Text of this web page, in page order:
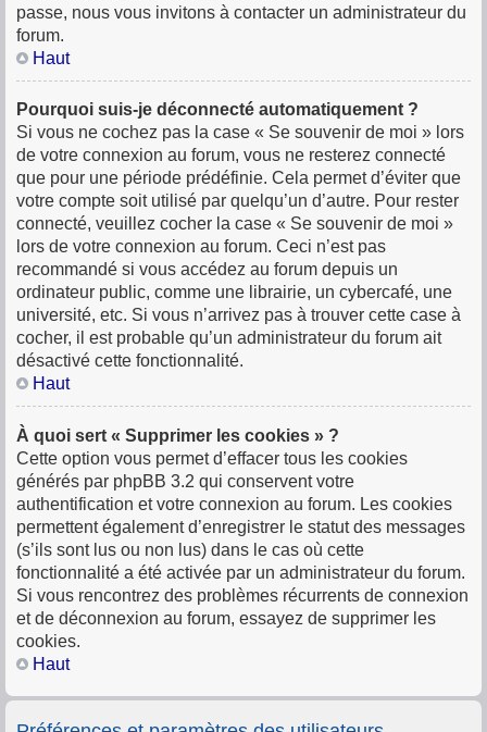
passe, nous vous invitons à contacter un administrateur du
forum.
Haut
Pourquoi suis-je déconnecté automatiquement ?
Si vous ne cochez pas la case « Se souvenir de moi » lors
de votre connexion au forum, vous ne resterez connecté
que pour une période prédéfinie. Cela permet d’éviter que
votre compte soit utilisé par quelqu’un d’autre. Pour rester
connecté, veuillez cocher la case « Se souvenir de moi »
lors de votre connexion au forum. Ceci n’est pas
recommandé si vous accédez au forum depuis un
ordinateur public, comme une librairie, un cybercafé, une
université, etc. Si vous n’arrivez pas à trouver cette case à
cocher, il est probable qu’un administrateur du forum ait
désactivé cette fonctionnalité.
Haut
À quoi sert « Supprimer les cookies » ?
Cette option vous permet d’effacer tous les cookies
générés par phpBB 3.2 qui conservent votre
authentification et votre connexion au forum. Les cookies
permettent également d’enregistrer le statut des messages
(s’ils sont lus ou non lus) dans le cas où cette
fonctionnalité a été activée par un administrateur du forum.
Si vous rencontrez des problèmes récurrents de connexion
et de déconnexion au forum, essayez de supprimer les
cookies.
Haut